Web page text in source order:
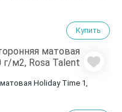
Купить
Holiday Time 1,